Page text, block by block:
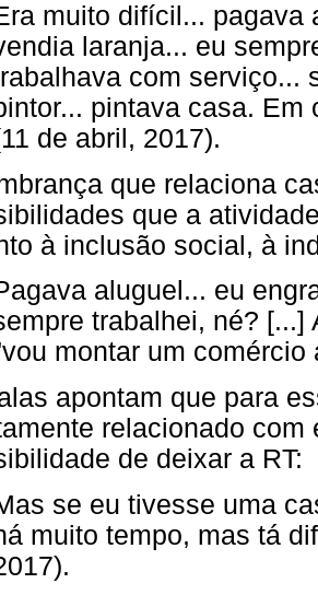
muito difícil... pagava
laranja... eu
com serviço...
pintava casa. Em
de abril, 2017).
que relaciona
que a
à inclusão social, à
aluguel... eu
trabalhei, né?
montar um comércio
apontam que para
relacionado
de deixar a RT:
se eu tivesse uma
muito tempo, mas tá